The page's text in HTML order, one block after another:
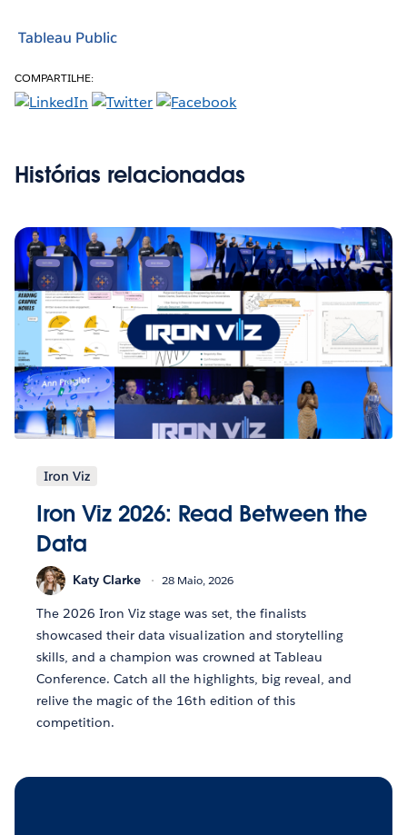
Tableau Public
COMPARTILHE:
Histórias relacionadas
Iron Viz
Iron Viz 2026: Read Between the
Data
Katy Clarke 28 Maio, 2026
The 2026 Iron Viz stage was set, the finalists
showcased their data visualization and storytelling
skills, and a champion was crowned at Tableau
Conference. Catch all the highlights, big reveal, and
relive the magic of the 16th edition of this
competition.